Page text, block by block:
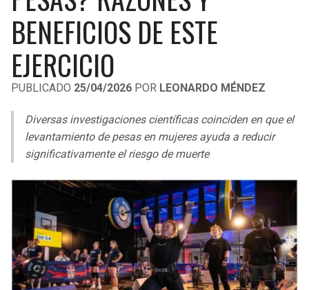
LIGA DE EXPANSIÓN MX
LEAGUES CUP
UEFA EUROPA LEAGUE
UEFA CONFERENCE LEAGUE
MLS
COPA SUDAMERICANA
LIGA BETPLAY
OTRAS LIGAS
RAIDERS
CHARGERS
BENGALS
BROWNS
STEELERS
TEXANS
COLTS
CAVALIERS
PISTONS
BUCKS
HAWKS
HORNETS
HEAT
MAGIC
BENEFICIOS DE ESTE
EJERCICIO
PUBLICADO 25/04/2026 POR LEONARDO MÉNDEZ
Diversas investigaciones científicas coinciden en que el
levantamiento de pesas en mujeres ayuda a reducir
significativamente el riesgo de muerte